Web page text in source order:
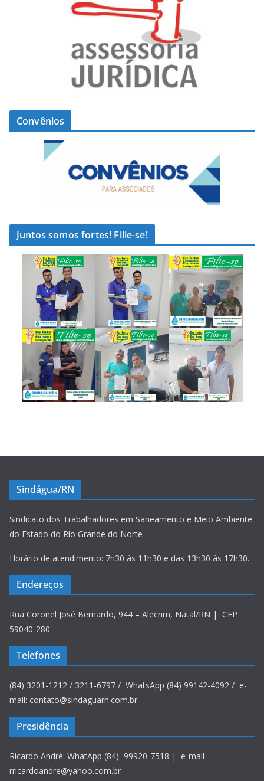
Convênios
Juntos somos fortes! Filie-se!
Sindágua/RN
Sindicato dos Trabalhadores em Saneamento e Meio Ambiente
do Estado do Rio Grande do Norte
Horário de atendimento: 7h30 às 11h30 e das 13h30 às 17h30.
Endereços
Rua Coronel José Bernardo, 944 – Alecrim, Natal/RN | CEP
59040-280
Telefones
(84) 3201-1212 / 3211-6797 / WhatsApp (84) 99142-4092 / e-
mail: contato@sindaguarn.com.br
Presidência
Ricardo André: WhatApp (84) 99920-7518 | e-mail
rricardoandre@yahoo.com.br